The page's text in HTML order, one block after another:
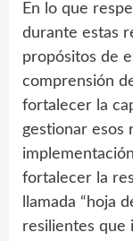
En lo que
durante estas
propósitos de
comprensión
fortalecer la
gestionar esos
fortalecer la
llamada “hoja
resilientes que